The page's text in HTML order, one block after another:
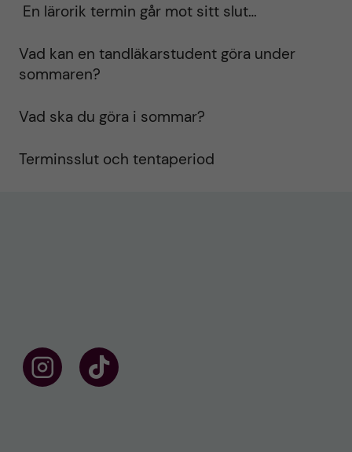
En lärorik termin går mot sitt slut…
Vad kan en tandläkarstudent göra under
sommaren?
Vad ska du göra i sommar?
Terminsslut och tentaperiod
F F